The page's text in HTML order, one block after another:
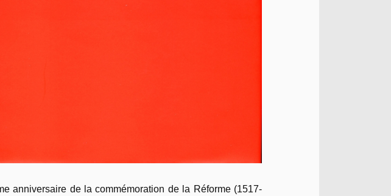
anniversaire de la commémoration de la Réforme (1517-